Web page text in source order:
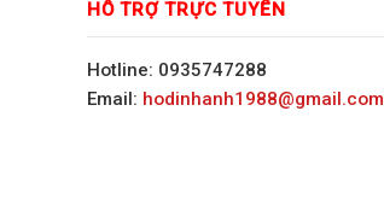
HỖ TRỢ TRỰC TUYẾN
Hotline: 0935747288
Email: hodinhanh1988@gmail.com